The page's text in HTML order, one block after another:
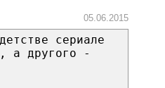
05.06.2015
сериале
а другого -